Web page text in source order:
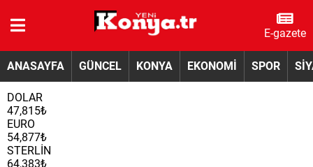
E-gazete
ANASAYFA GÜNCEL KONYA EKONOMİ SPOR
DOLAR
47,815₺
EURO
54,877₺
STERLİN
64,383₺